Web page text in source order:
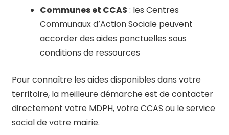
Communes et CCAS : les Centres
Communaux d’Action Sociale peuvent
accorder des aides ponctuelles sous
conditions de ressources
Pour connaître les aides disponibles dans votre
territoire, la meilleure démarche est de contacter
directement votre MDPH, votre CCAS ou le service
social de votre mairie.